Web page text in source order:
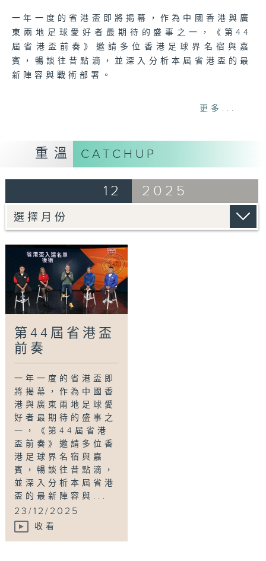
seconds
一年一度的省港盃即將揭幕，作為中國香港與廣
東兩地足球愛好者最期待的盛事之一，《第44
屆省港盃前奏》邀請多位香港足球界名宿與嘉
賓，暢談往昔點滴，並深入分析本屆省港盃的最
新陣容與戰術部署。
運動
更多...
重溫 CATCHUP
12 2025
第44屆省港盃
前奏
一年一度的省港盃即
將揭幕，作為中國香
港與廣東兩地足球愛
好者最期待的盛事之
一，《第44屆省港
盃前奏》邀請多位香
港足球界名宿與嘉
賓，暢談往昔點滴，
並深入分析本屆省港
盃的最新陣容與...
23/12/2025
收看